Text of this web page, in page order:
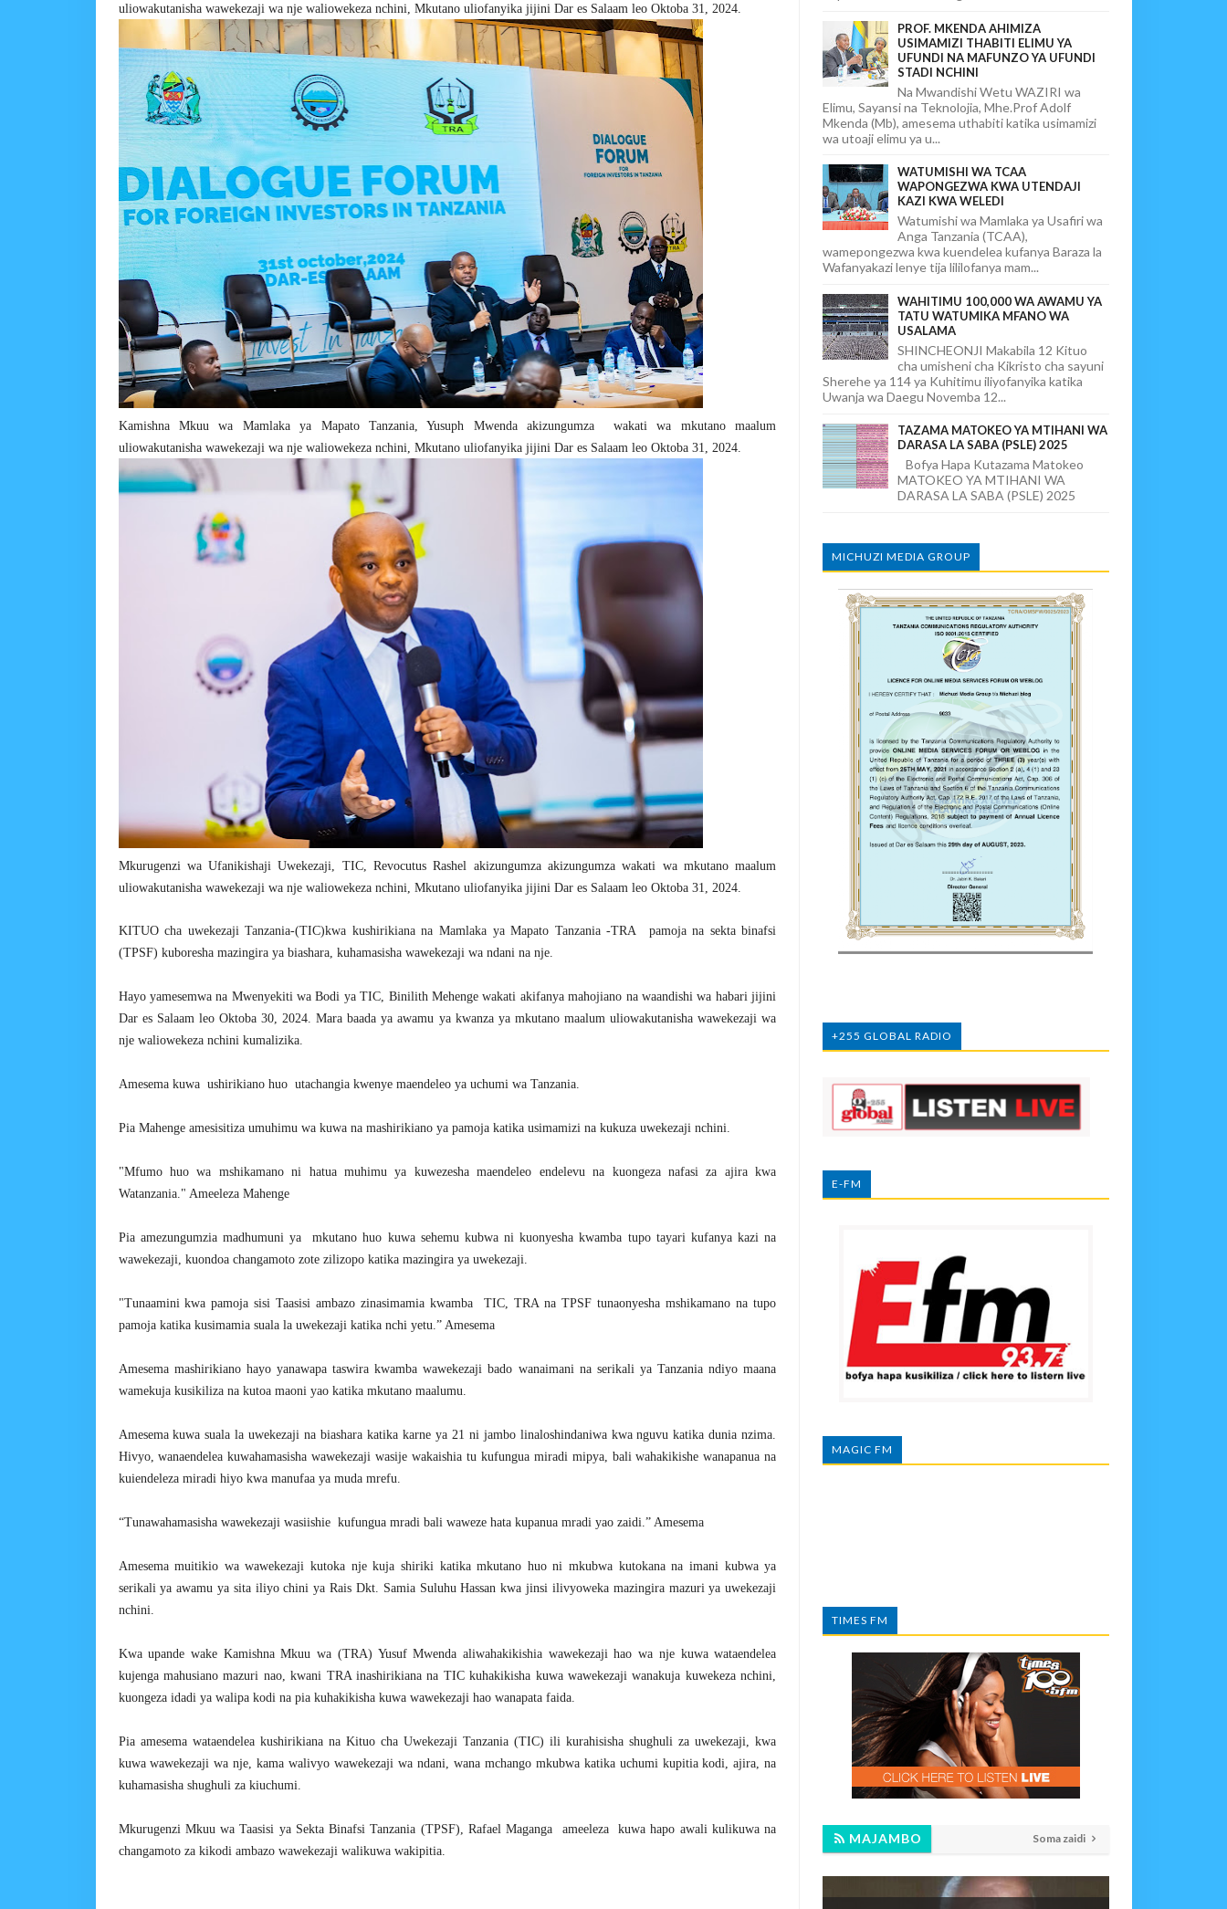
uliowakutanisha wawekezaji wa nje waliowekeza nchini, Mkutano uliofanyika jijini Dar es Salaam leo Oktoba 31, 2024.
Kamishna Mkuu wa Mamlaka ya Mapato Tanzania, Yusuph Mwenda akizungumza
wakati wa mkutano maalum
uliowakutanisha wawekezaji wa nje waliowekeza nchini, Mkutano uliofanyika jijini Dar es Salaam leo Oktoba 31, 2024.
Mkurugenzi wa Ufanikishaji Uwekezaji, TIC, Revocutus Rashel akizungumzaakizungumza wakati wa mkutano maalum
uliowakutanisha wawekezaji wa nje waliowekeza nchini, Mkutano uliofanyika jijini Dar es Salaam leo Oktoba 31, 2024.
KITUO cha uwekezaji Tanzania-(TIC)kwa kushirikiana na Mamlaka ya Mapato Tanzania -TRA pamoja na sekta binafsi
(TPSF) kuboresha mazingira ya biashara, kuhamasisha wawekezaji wa ndani na nje.
Hayo yamesemwa na Mwenyekiti wa Bodi ya TIC, Binilith Mehenge wakati akifanya mahojiano na waandishi wa habari jijini
Dar es Salaam leo Oktoba 30, 2024. Mara baada ya awamu ya kwanza ya mkutano maalum uliowakutanisha wawekezaji wa
nje waliowekeza nchini kumalizika.
Amesema kuwa ushirikiano huo utachangia kwenye maendeleo ya uchumi wa Tanzania.
Pia Mahenge amesisitiza umuhimu wa kuwa na mashirikiano ya pamoja katika usimamizi na kukuza uwekezaji nchini.
"Mfumo huo wa mshikamano ni hatua muhimu ya kuwezesha maendeleo endelevu na kuongeza nafasi za ajira kwa
Watanzania." Ameeleza Mahenge
Pia amezungumzia madhumuni ya mkutano huo kuwa sehemu kubwa ni kuonyesha kwamba tupo tayari kufanya kazi na
wawekezaji, kuondoa changamoto zote zilizopo katika mazingira ya uwekezaji.
"Tunaamini kwa pamoja sisi Taasisi ambazo zinasimamia kwamba TIC, TRA na TPSF tunaonyesha mshikamano na tupo
pamoja katika kusimamia suala la uwekezaji katika nchi yetu.” Amesema
Amesema mashirikiano hayo yanawapa taswira kwamba wawekezaji bado wanaimani na serikali ya Tanzania ndiyo maana
wamekuja kusikiliza na kutoa maoni yao katika mkutano maalumu.
Amesema kuwa suala la uwekezaji na biashara katika karne ya 21 ni jambo linaloshindaniwa kwa nguvu katika dunia nzima.
Hivyo, wanaendelea kuwahamasisha wawekezaji wasije wakaishia tu kufungua miradi mipya, bali wahakikishe wanapanua na
kuiendeleza miradi hiyo kwa manufaa ya muda mrefu.
“Tunawahamasisha wawekezaji wasiishie kufungua mradi bali waweze hata kupanua mradi yao zaidi.” Amesema
Amesema muitikio wa wawekezaji kutoka nje kuja shiriki katika mkutano huo ni mkubwa kutokana na imani kubwa ya
serikali ya awamu ya sita iliyo chini ya Rais Dkt. Samia Suluhu Hassan kwa jinsi ilivyoweka mazingira mazuri ya uwekezaji
nchini.
Kwa upande wake Kamishna Mkuu wa (TRA) Yusuf Mwenda aliwahakikishia wawekezaji hao wa nje kuwa wataendelea
kujenga mahusiano mazuri nao, kwani TRA inashirikiana na TIC kuhakikisha kuwa wawekezaji wanakuja kuwekeza nchini,
kuongeza idadi ya walipa kodi na pia kuhakikisha kuwa wawekezaji hao wanapata faida.
Pia amesema wataendelea kushirikiana na Kituo cha Uwekezaji Tanzania (TIC) ili kurahisisha shughuli za uwekezaji, kwa
kuwa wawekezaji wa nje, kama walivyo wawekezaji wa ndani, wana mchango mkubwa katika uchumi kupitia kodi, ajira, na
kuhamasisha shughuli za kiuchumi.
Mkurugenzi Mkuu wa Taasisi ya Sekta Binafsi Tanzania (TPSF), Rafael Maganga ameeleza kuwa hapo awali kulikuwa na
changamoto za kikodi ambazo wawekezaji walikuwa wakipitia.
PROF. MKENDA AHIMIZA
USIMAMIZI THABITI ELIMU YA
UFUNDI NA MAFUNZO YA UFUNDI
STADI NCHINI
Na Mwandishi Wetu WAZIRI wa
Elimu, Sayansi na Teknolojia, Mhe.Prof Adolf
Mkenda (Mb), amesema uthabiti katika usimamizi
wa utoaji elimu ya u...
WATUMISHI WA TCAA
WAPONGEZWA KWA UTENDAJI
KAZI KWA WELEDI
Watumishi wa Mamlaka ya Usafiri wa
Anga Tanzania (TCAA),
wamepongezwa kwa kuendelea kufanya Baraza la
Wafanyakazi lenye tija lililofanya mam...
WAHITIMU 100,000 WA AWAMU YA
TATU WATUMIKA MFANO WA
USALAMA
SHINCHEONJI Makabila 12 Kituo
cha umisheni cha Kikristo cha sayuni
Sherehe ya 114 ya Kuhitimu iliyofanyika katika
Uwanja wa Daegu Novemba 12...
TAZAMA MATOKEO YA MTIHANI WA
DARASA LA SABA (PSLE) 2025
Bofya Hapa Kutazama Matokeo
MATOKEO YA MTIHANI WA
DARASA LA SABA (PSLE) 2025
MICHUZI MEDIA GROUP
+255 GLOBAL RADIO
E-FM
MAGIC FM
TIMES FM
MAJAMBO Soma zaidi